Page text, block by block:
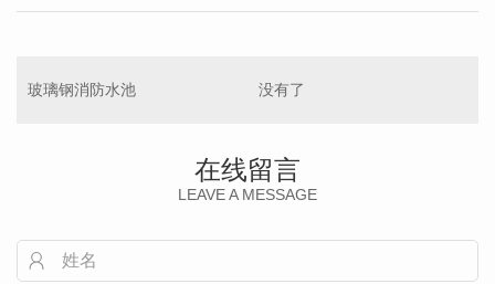
玻璃钢消防水池 没有了
在线留言
LEAVE A MESSAGE